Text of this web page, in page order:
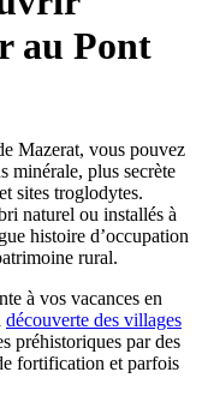
au Pont
Mazerat, vous pouvez
minérale, plus secrète
sites troglodytes.
naturel ou installés à
histoire d’occupation
rural.
à vos vacances en
découverte des villages
préhistoriques par des
fortification et parfois